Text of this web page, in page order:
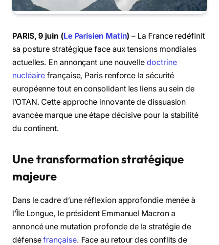
PARIS, 9 juin (Le Parisien Matin) – La France redéfinit
sa posture stratégique face aux tensions mondiales
actuelles. En annonçant une nouvelledoctrine
nucléaire française, Paris renforce la sécurité
européenne tout en consolidant les liens au sein de
l’OTAN. Cette approche innovante de dissuasion
avancée marque une étape décisive pour la stabilité
du continent.
Une transformation stratégique
majeure
Dans le cadre d’une réflexion approfondie menée à
l’Île Longue, le président Emmanuel Macron a
annoncé une mutation profonde de la stratégie de
défensefrançaise. Face au retour des conflits de